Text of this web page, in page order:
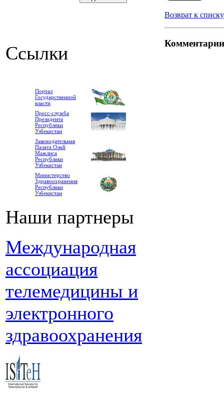
Ссылки
Портал
Государственной
власти
Пресс-служба
Президента
Республики
Узбекистан
Законодательная
Палата Олий
Мажлиса
Республики
Узбекистан
Министерство
Здравоохранения
Республики
Узбекистан
Наши партнеры
Международная
ассоциация
телемедицины и
электронного
здравоохранения
Возврат к списку
Комментарии